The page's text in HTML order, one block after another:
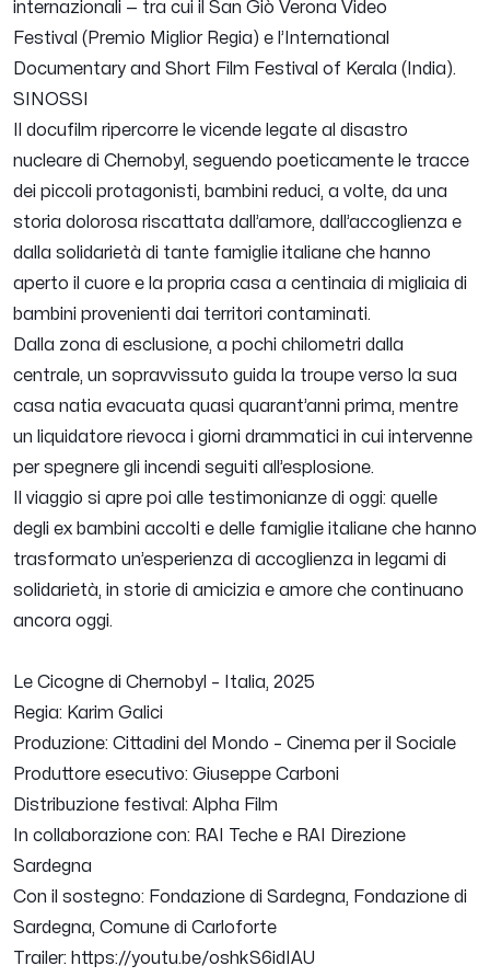
internazionali — tra cui il San Giò Verona Video
Festival (Premio Miglior Regia) e l’International
Documentary and Short Film Festival of Kerala (India).
SINOSSI
Il docufilm ripercorre le vicende legate al disastro
nucleare di Chernobyl, seguendo poeticamente le tracce
dei piccoli protagonisti, bambini reduci, a volte, da una
storia dolorosa riscattata dall’amore, dall’accoglienza e
dalla solidarietà di tante famiglie italiane che hanno
aperto il cuore e la propria casa a centinaia di migliaia di
bambini provenienti dai territori contaminati.
Dalla zona di esclusione, a pochi chilometri dalla
centrale, un sopravvissuto guida la troupe verso la sua
casa natia evacuata quasi quarant’anni prima, mentre
un liquidatore rievoca i giorni drammatici in cui intervenne
per spegnere gli incendi seguiti all’esplosione.
Il viaggio si apre poi alle testimonianze di oggi: quelle
degli ex bambini accolti e delle famiglie italiane che hanno
trasformato un’esperienza di accoglienza in legami di
solidarietà, in storie di amicizia e amore che continuano
ancora oggi.
Le Cicogne di Chernobyl – Italia, 2025
Regia: Karim Galici
Produzione: Cittadini del Mondo – Cinema per il Sociale
Produttore esecutivo: Giuseppe Carboni
Distribuzione festival: Alpha Film
In collaborazione con: RAI Teche e RAI Direzione
Sardegna
Con il sostegno: Fondazione di Sardegna, Fondazione di
Sardegna, Comune di Carloforte
Trailer: https://youtu.be/oshkS6idIAU